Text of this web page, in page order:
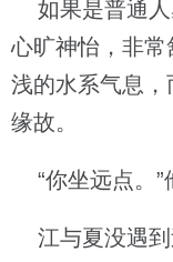
如果是普通人
心旷神怡，非
浅的水系气息
缘故。
“你坐远点。”
江与夏没遇到